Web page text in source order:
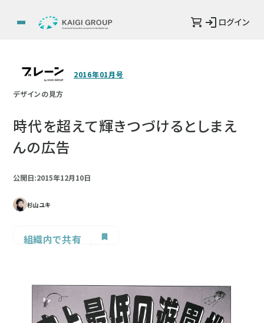
ログイン
2016年01月号
デザインの見方
時代を超えて輝きつづけるとしまえ
んの広告
公開日:2015年12月10日
杉山ユキ
組織内で共有